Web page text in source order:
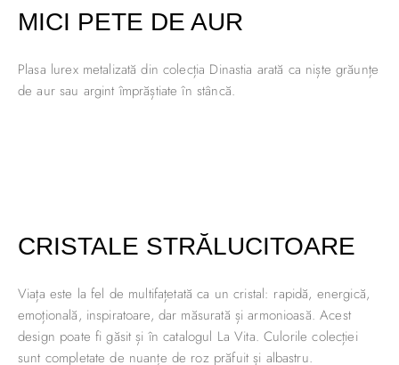
MICI PETE DE AUR
Plasa lurex metalizată din colecția Dinastia arată ca niște grăunțe
de aur sau argint împrăștiate în stâncă.
CRISTALE STRĂLUCITOARE
Viața este la fel de multifațetată ca un cristal: rapidă, energică,
emoțională, inspiratoare, dar măsurată și armonioasă. Acest
design poate fi găsit și în catalogul La Vita. Culorile colecției
sunt completate de nuanțe de roz prăfuit și albastru.